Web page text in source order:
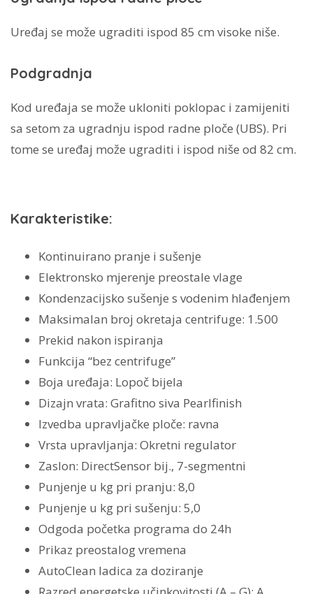
Uređaj se može ugraditi ispod 85 cm visoke niše.
Podgradnja
Kod uređaja se može ukloniti poklopac i zamijeniti
sa setom za ugradnju ispod radne ploče (UBS). Pri
tome se uređaj može ugraditi i ispod niše od 82 cm.
Karakteristike:
Kontinuirano pranje i sušenje
Elektronsko mjerenje preostale vlage
Kondenzacijsko sušenje s vodenim hlađenjem
Maksimalan broj okretaja centrifuge: 1.500
Prekid nakon ispiranja
Funkcija “bez centrifuge”
Boja uređaja: Lopoč bijela
Dizajn vrata: Grafitno siva Pearlfinish
Izvedba upravljačke ploče: ravna
Vrsta upravljanja: Okretni regulator
Zaslon: DirectSensor bij., 7-segmentni
Punjenje u kg pri pranju: 8,0
Punjenje u kg pri sušenju: 5,0
Odgoda početka programa do 24h
Prikaz preostalog vremena
AutoClean ladica za doziranje